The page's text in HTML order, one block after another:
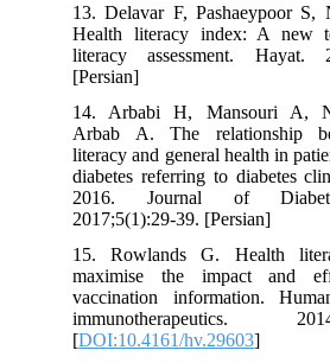
13. Delavar F, Pashaeypoor
Health literacy index: A
literacy assessment. Hayat.
[Persian]
14. Arbabi H, Mansouri A,
Arbab A. The relationship
literacy and general health in
diabetes referring to diabetes
2016. Journal of
2017;5(1):29-39. [Persian]
15. Rowlands G. Health
maximise the impact and
vaccination information.
immunotherapeutics.
[DOI:10.4161/hv.29603